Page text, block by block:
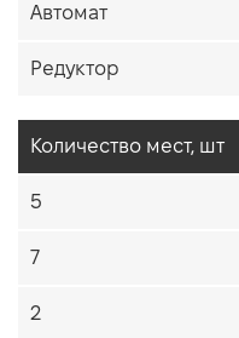
Автомат
Редуктор
Количество мест, шт
5
7
2